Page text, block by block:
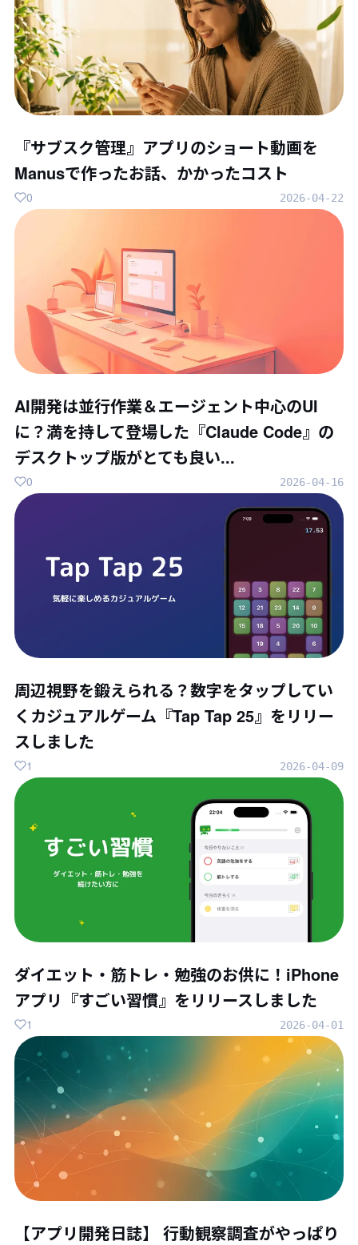
『サブスク管理』アプリのショート動画を
Manusで作ったお話、かかったコスト
2026-04-22
0
AI開発は並行作業＆エージェント中心のUI
に？満を持して登場した『Claude Code』の
デスクトップ版がとても良い...
2026-04-16
0
周辺視野を鍛えられる？数字をタップしてい
くカジュアルゲーム『Tap Tap 25』をリリー
スしました
2026-04-09
1
ダイエット・筋トレ・勉強のお供に！iPhone
アプリ『すごい習慣』をリリースしました
2026-04-01
1
【アプリ開発日誌】 行動観察調査がやっぱり